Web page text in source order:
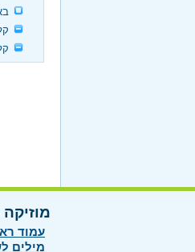
עמוד
מילים